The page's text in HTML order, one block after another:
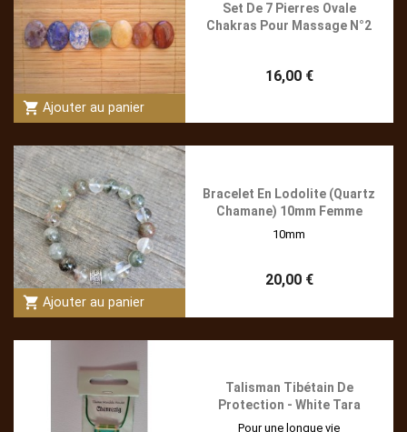
shopping_cart Ajouter au panier
Set De 7 Pierres Ovale
Chakras Pour Massage N°2
16,00 €
shopping_cart Ajouter au panier
Bracelet En Lodolite (Quartz
Chamane) 10mm Femme
10mm
20,00 €
Talisman Tibétain De
Protection - White Tara
Pour une longue vie